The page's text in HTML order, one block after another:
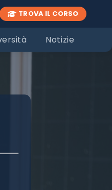
TROVA IL CORSO
Notizie